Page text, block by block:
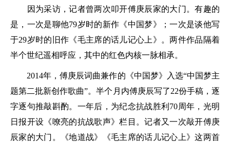
因为采访，记者曾两次叩开傅庚辰家的大门。有趣的
是，一次是聊他79岁时的新作《中国梦》；一次是谈他写
于29岁时的旧作《毛主席的话儿记心上》。两件作品隔着
半个世纪遥相呼应，其中的红色内核一脉相承。
2014年，傅庚辰词曲兼作的《中国梦》入选“中国梦主
题第二批新创作歌曲”。半个月内傅庚辰写了22份手稿，逐
字逐句推敲斟酌。一年后，为纪念抗战胜利70周年，光明
日报开设《嘹亮的抗战歌声》栏目。记者又一次敲开傅庚
辰家的大门。《地道战》《毛主席的话儿记心上》这两首